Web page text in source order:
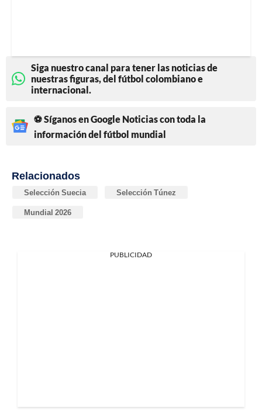
Siga nuestro canal para tener las noticias de
nuestras figuras, del fútbol colombiano e
internacional.
⚽ Síganos en Google Noticias con toda la
información del fútbol mundial
Relacionados
Selección Suecia Selección Túnez
Mundial 2026
PUBLICIDAD